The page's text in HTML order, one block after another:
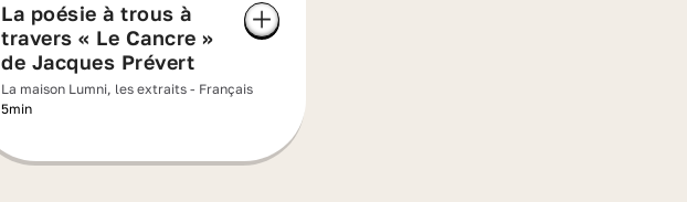
La poésie à trous à
travers « Le Cancre »
de Jacques Prévert
La maison Lumni, les extraits - Français
5min